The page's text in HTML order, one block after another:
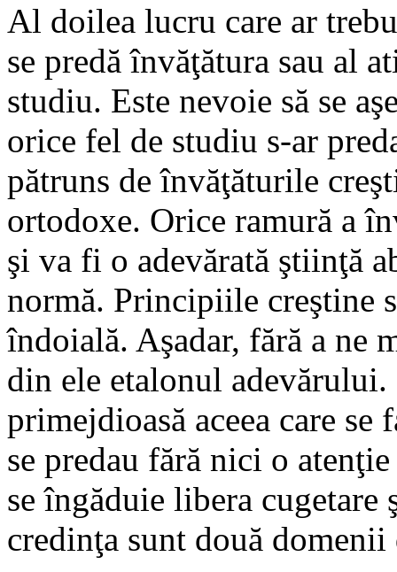
Al doilea lucru care ar
se predă învăţătura sau al
studiu. Este nevoie să se
orice fel de studiu s-ar
pătruns de învăţăturile
ortodoxe. Orice ramură a
şi va fi o adevărată ştiinţă
normă. Principiile creştine
îndoială. Aşadar, fără a ne
din ele etalonul adevărului.
primejdioasă aceea care
se predau fără nici o
se îngăduie libera cugetare
credinţa sunt două